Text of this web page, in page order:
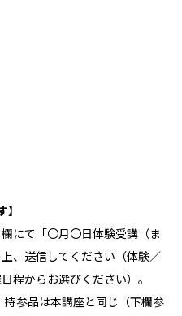
】
にて「〇月〇日体験受講（ま
、送信してください（体験／
程からお選びください）。
参品は本講座と同じ（下欄参